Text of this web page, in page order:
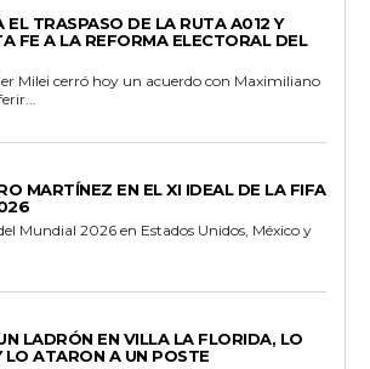
EL TRASPASO DE LA RUTA A012 Y
FE A LA REFORMA ELECTORAL DEL
Milei cerró hoy un acuerdo con Maximiliano
MARTÍNEZ EN EL XI IDEAL DE LA FIFA
Mundial 2026 en Estados Unidos, México y
LADRÓN EN VILLA LA FLORIDA, LO
LO ATARON A UN POSTE